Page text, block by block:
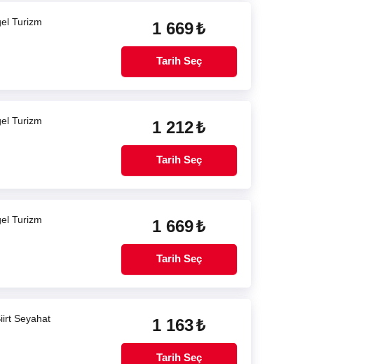
Turizm 1 669₺
Tarih Seç
Turizm 1 212₺
Tarih Seç
Turizm 1 669₺
Tarih Seç
Seyahat 1 163₺
Tarih Seç